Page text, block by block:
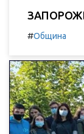
#Община